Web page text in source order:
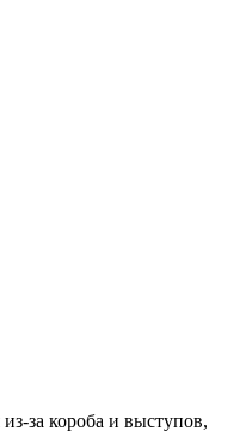
за короба и выступов,